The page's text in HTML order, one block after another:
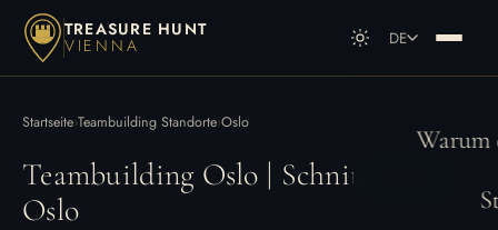
TREASURE HUNT
VIENNA DE
DE Deutsch
Startseite›Teambuilding Standorte›Oslo
Teambuilding Oslo | Schnitzeljagd
Oslo